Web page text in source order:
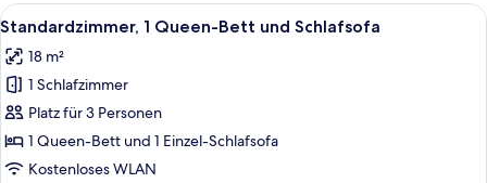
Queen-
barrierefrei
Alle
Fotos
für
Standardzimmer,
1 Queen-
Bett
und
Ein Hotelzimmer mit zwei Betten,
8
Standardzimmer, 1 Queen-Bett und Schlafsofa
18 m²
1 Schlafzimmer
Platz für 3 Personen
1 Queen-Bett und 1 Einzel-Schlafsofa
Kostenloses WLAN